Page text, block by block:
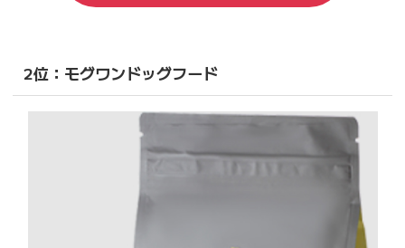
2位：モグワンドッグフード